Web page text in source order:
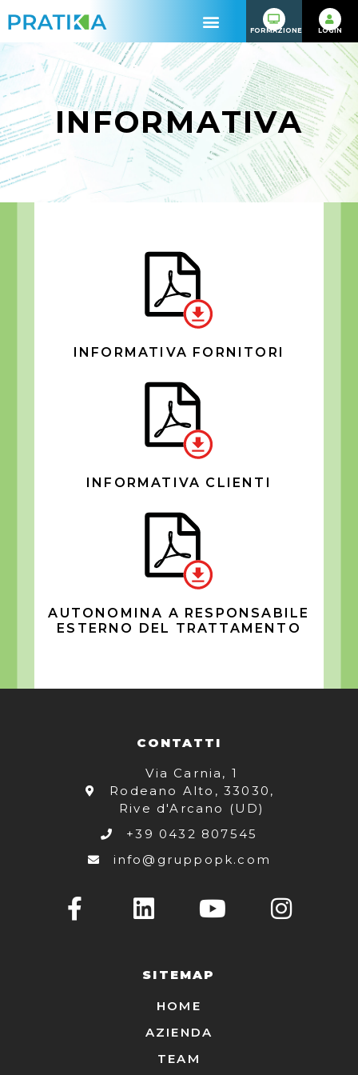
FORMAZIONE LOGIN
INFORMATIVA
INFORMATIVA FORNITORI
INFORMATIVA CLIENTI
AUTONOMINA A RESPONSABILE
ESTERNO DEL TRATTAMENTO
CONTATTI
Via Carnia, 1
Rodeano Alto, 33030,
Rive d'Arcano (UD)
+39 0432 807545
info@gruppopk.com
SITEMAP
HOME
AZIENDA
TEAM